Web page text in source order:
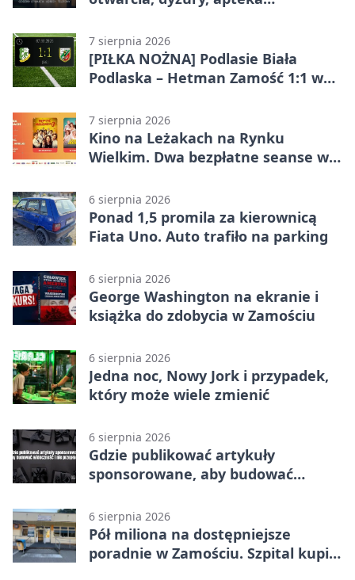
7 sierpnia 2026
[PIŁKA NOŻNA] Podlasie Biała
Podlaska – Hetman Zamość 1:1 w
podział punktów po bezbramkowej
pierwszej połowie
7 sierpnia 2026
Kino na Leżakach na Rynku
Wielkim. Dwa bezpłatne seanse w
6 sierpnia 2026
Ponad 1,5 promila za kierownicą
Fiata Uno. Auto trafiło na parking
6 sierpnia 2026
George Washington na ekranie i
książka do zdobycia w Zamościu
6 sierpnia 2026
Jedna noc, Nowy Jork i przypadek,
który może wiele zmienić
6 sierpnia 2026
Gdzie publikować artykuły
sponsorowane, aby budować
6 sierpnia 2026
Pół miliona na dostępniejsze
poradnie w Zamościu. Szpital kupi